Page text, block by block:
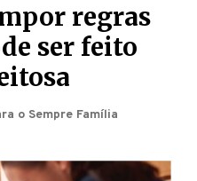
regras
ser feito
o Sempre Família